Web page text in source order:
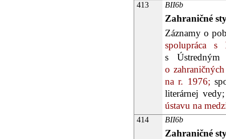
413 BII6b
Zahraničné
Záznamy o
spolupráca
s Ústredným
o
na r. 1976;
literárnej vedy;
ústavu na
414 BII6b
Zahraničné